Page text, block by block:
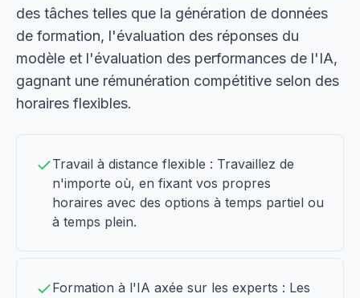
des tâches telles que la génération de données
de formation, l'évaluation des réponses du
modèle et l'évaluation des performances de l'IA,
gagnant une rémunération compétitive selon des
horaires flexibles.
Travail à distance flexible : Travaillez de
n'importe où, en fixant vos propres
horaires avec des options à temps partiel ou
à temps plein.
Formation à l'IA axée sur les experts : Les